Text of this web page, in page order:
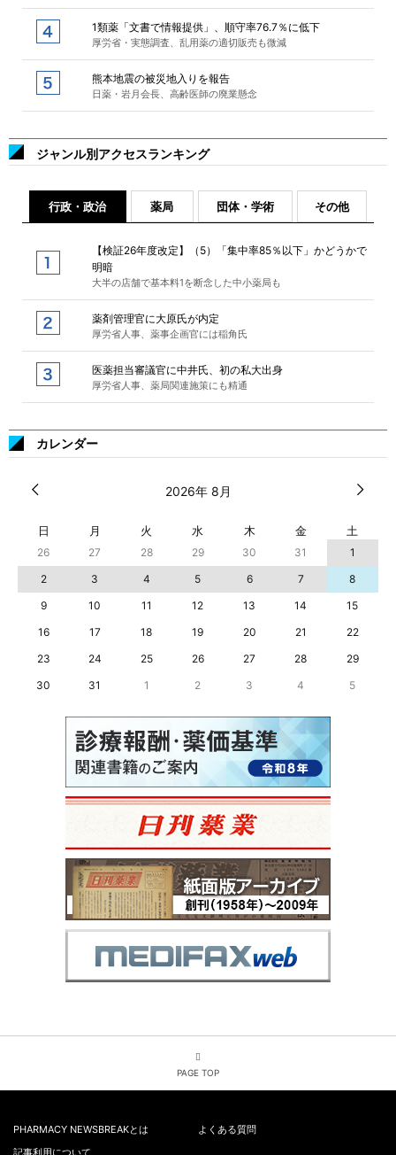
1類薬「文書で情報提供」、順守率76.7％に低下
厚労省・実態調査、乱用薬の適切販売も微減
熊本地震の被災地入りを報告
日薬・岩月会長、高齢医師の廃業懸念
ジャンル別アクセスランキング
行政・政治 薬局 団体・学術 その他
【検証26年度改定】（5）「集中率85％以下」かどうかで
明暗
大半の店舗で基本料1を断念した中小薬局も
薬剤管理官に大原氏が内定
厚労省人事、薬事企画官には稲角氏
医薬担当審議官に中井氏、初の私大出身
厚労省人事、薬局関連施策にも精通
カレンダー
2026年 8月
日 月 火 水 木 金 土
26 27 28 29 30 31
1
2
3 4 5 6 7
8
9
10 11 12 13 14
15
16
17 18 19 20 21
22
23
24 25 26 27 28
29
30
31 1 2 3 4 5
PAGE TOP
PHARMACY NEWSBREAKとは
よくある質問